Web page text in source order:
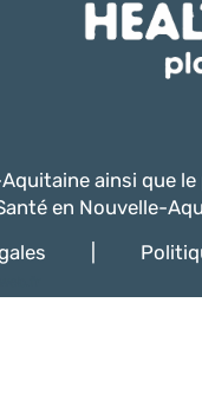
ainsi
en Nouvelle-